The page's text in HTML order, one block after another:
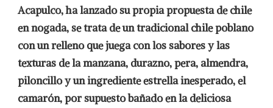
Acapulco, ha lanzado su propia propuesta de chile
en nogada, se trata de un tradicional chile poblano
con un relleno que juega con los sabores y las
texturas de la manzana, durazno, pera, almendra,
piloncillo y un ingrediente estrella inesperado, el
camarón, por supuesto bañado en la deliciosa